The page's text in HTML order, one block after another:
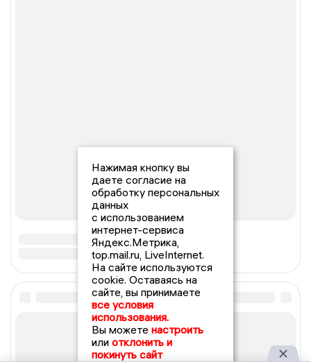
Нажимая кнопку вы
даете согласие на
обработку персональных
данных
с использованием
интернет-сервиса
Яндекс.Метрика,
top.mail.ru, LiveInternet.
На сайте используются
cookie. Оставаясь на
сайте, вы принимаете
все условия
использования.
Вы можете настроить
или отклонить и
покинуть сайт